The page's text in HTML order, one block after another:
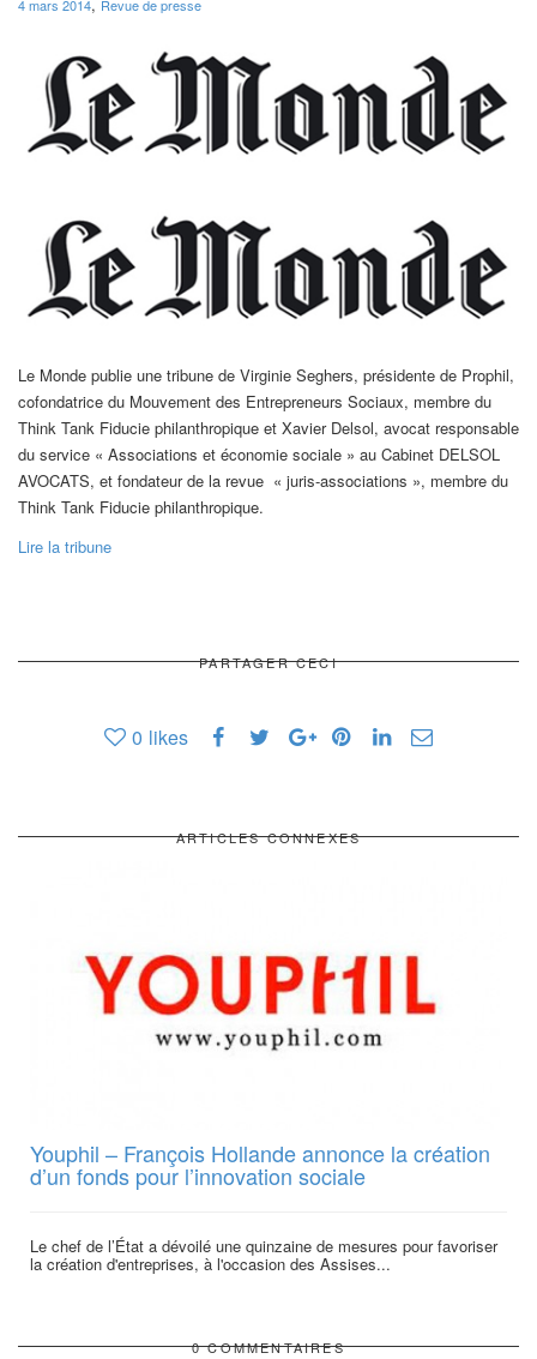
4 mars 2014 Revue de presse
Le Monde publie une tribune de Virginie Seghers, présidente de Prophil,
cofondatrice du Mouvement des Entrepreneurs Sociaux, membre du
Think Tank Fiducie philanthropique et Xavier Delsol, avocat responsable
du service « Associations et économie sociale » au Cabinet DELSOL
AVOCATS, et fondateur de la revue « juris-associations », membre du
Think Tank Fiducie philanthropique.
Lire la tribune
PARTAGER CECI
0 likes
ARTICLES CONNEXES
Youphil – François Hollande annonce la création
d’un fonds pour l’innovation sociale
Le chef de l’État a dévoilé une quinzaine de mesures pour favoriser
la création d'entreprises, à l'occasion des Assises...
0 COMMENTAIRES